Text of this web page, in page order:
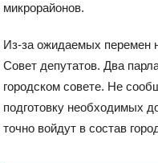
микрорайонов.
Из-за ожидаемых перемен
Совет депутатов. Два
городском совете. Не
подготовку необходимых
точно войдут в состав